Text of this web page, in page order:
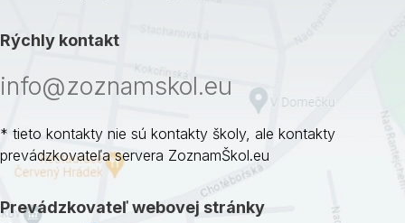
Rýchly kontakt
info@zoznamskol.eu
* tieto kontakty nie sú kontakty školy, ale kontakty
prevádzkovateľa servera ZoznamŠkol.eu
Prevádzkovateľ webovej stránky